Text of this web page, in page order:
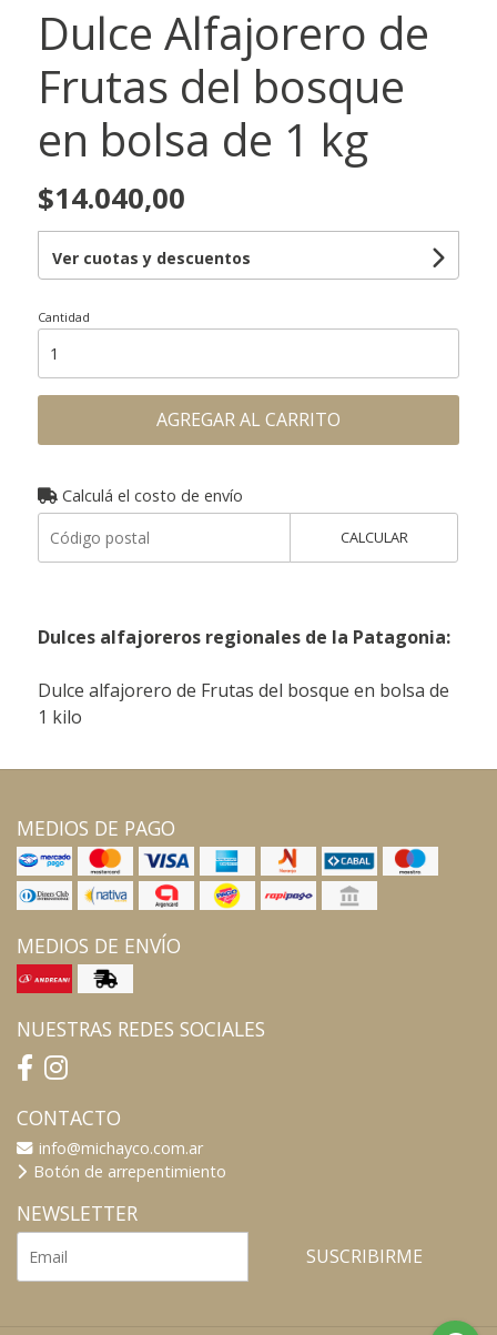
Dulce Alfajorero de
Frutas del bosque
en bolsa de 1 kg
$14.040,00
Ver cuotas y descuentos
Cantidad
AGREGAR AL CARRITO
Calculá el costo de envío
CALCULAR
Dulces alfajoreros regionales de la Patagonia:
Dulce alfajorero de Frutas del bosque en bolsa de
1 kilo
MEDIOS DE PAGO
MEDIOS DE ENVÍO
NUESTRAS REDES SOCIALES
CONTACTO
info@michayco.com.ar
Botón de arrepentimiento
NEWSLETTER
SUSCRIBIRME